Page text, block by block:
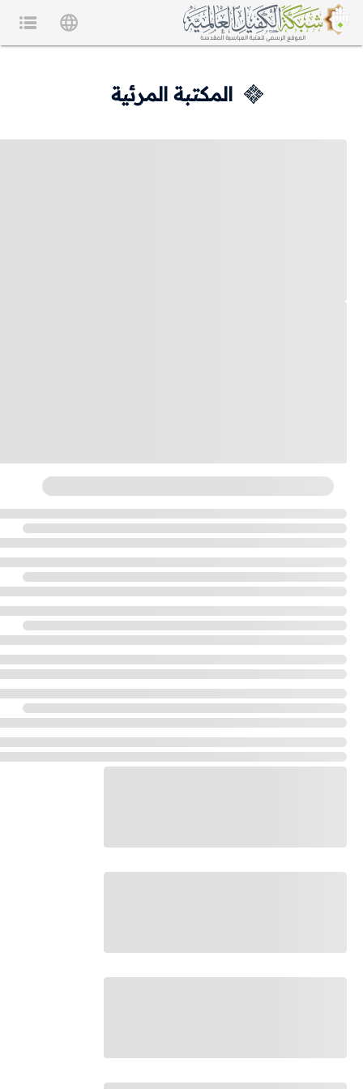
المكتبة المرئية